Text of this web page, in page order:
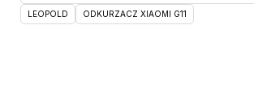
LEOPOLD ODKURZACZ XIAOMI G11